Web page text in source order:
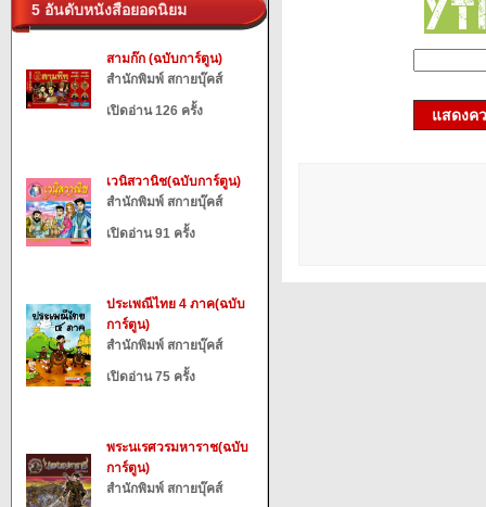
5 อันดับหนังสือยอดนิยม
สามก๊ก (ฉบับการ์ตูน)
สำนักพิมพ์ สกายบุ๊คส์
เปิดอ่าน 126 ครั้ง
เวนิสวานิช(ฉบับการ์ตูน)
สำนักพิมพ์ สกายบุ๊คส์
เปิดอ่าน 91 ครั้ง
ประเพณีไทย 4 ภาค(ฉบับ
การ์ตูน)
สำนักพิมพ์ สกายบุ๊คส์
เปิดอ่าน 75 ครั้ง
พระนเรศวรมหาราช(ฉบับ
การ์ตูน)
สำนักพิมพ์ สกายบุ๊คส์
แสดงค